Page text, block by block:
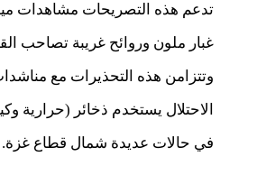
تدعم هذه التصريحات مشاهدات
غبار ملون وروائح غريبة تصاحب
وتتزامن هذه التحذيرات مع
الاحتلال يستخدم ذخائر (حرارية
في حالات عديدة شمال قطاع غزة.